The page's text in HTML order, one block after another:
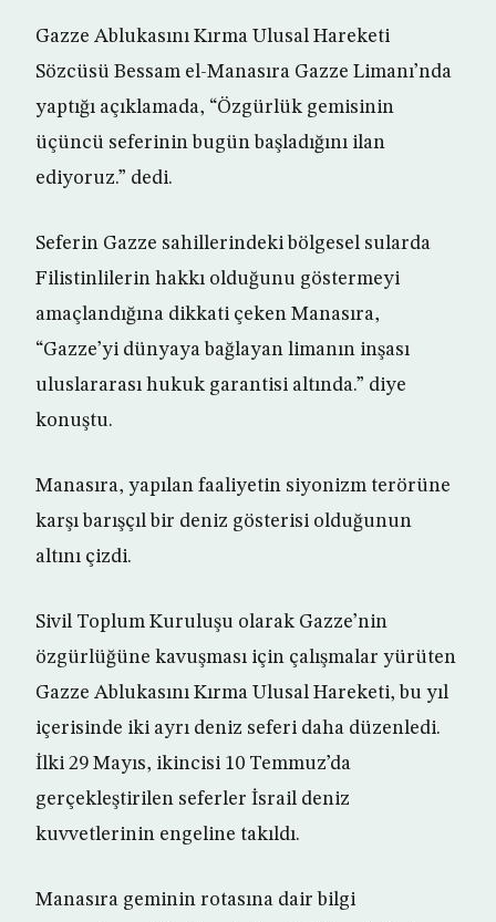
Gazze Ablukasını Kırma Ulusal Hareketi
Sözcüsü Bessam el-Manasıra Gazze Limanı’nda
yaptığı açıklamada, “Özgürlük gemisinin
üçüncü seferinin bugün başladığını ilan
ediyoruz.” dedi.
Seferin Gazze sahillerindeki bölgesel sularda
Filistinlilerin hakkı olduğunu göstermeyi
amaçlandığına dikkati çeken Manasıra,
“Gazze’yi dünyaya bağlayan limanın inşası
uluslararası hukuk garantisi altında.” diye
konuştu.
Manasıra, yapılan faaliyetin siyonizm terörüne
karşı barışçıl bir deniz gösterisi olduğunun
altını çizdi.
Sivil Toplum Kuruluşu olarak Gazze’nin
özgürlüğüne kavuşması için çalışmalar yürüten
Gazze Ablukasını Kırma Ulusal Hareketi, bu yıl
içerisinde iki ayrı deniz seferi daha düzenledi.
İlki 29 Mayıs, ikincisi 10 Temmuz’da
gerçekleştirilen seferler İsrail deniz
kuvvetlerinin engeline takıldı. ‎
Manasıra geminin rotasına dair bilgi